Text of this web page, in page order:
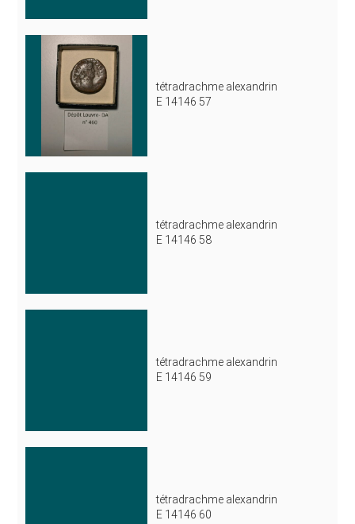
tétradrachme alexandrin
E 14146 57
tétradrachme alexandrin
E 14146 58
tétradrachme alexandrin
E 14146 59
tétradrachme alexandrin
E 14146 60